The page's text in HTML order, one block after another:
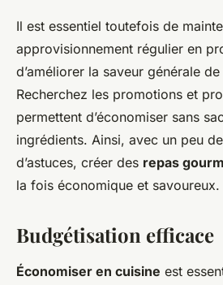
Il est essentiel toutefois de
approvisionnement régulier en
d’améliorer la saveur générale
Recherchez les promotions et
permettent d’économiser sans
ingrédients. Ainsi, avec un peu
d’astuces, créer des repas
la fois économique et savoureux.
Budgétisation efficace
Économiser en cuisine est